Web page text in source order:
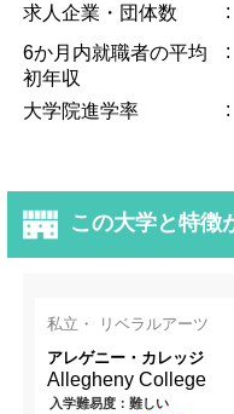
求人企業・団体数 :
6か月内就職者の平均
初年収
:
大学院進学率 :
この大学と特徴
私立・ リベラルアーツ
アレゲニー・カレッジ
Allegheny College
入学難易度：難しい